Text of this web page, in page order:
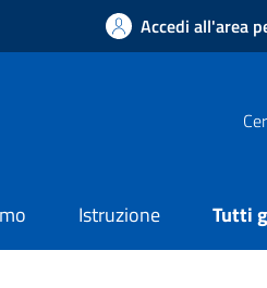
Accedi all'area
Istruzione Tutti